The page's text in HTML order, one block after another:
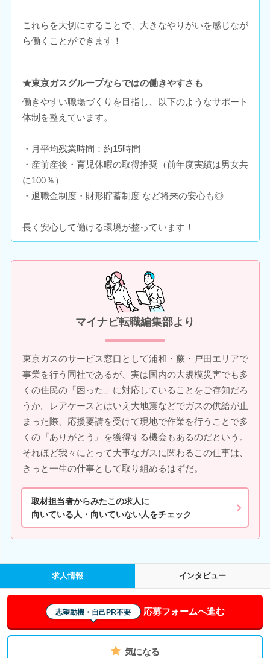
これらを大切にすることで、大きなやりがいを感じなが
ら働くことができます！
★東京ガスグループならではの働きやすさも
働きやすい職場づくりを目指し、以下のようなサポート
体制を整えています。
・月平均残業時間：約15時間
・産前産後・育児休暇の取得推奨（前年度実績は男女共
に100％）
・退職金制度・財形貯蓄制度 など将来の安心も◎
長く安心して働ける環境が整っています！
マイナビ転職編集部より
東京ガスのサービス窓口として浦和・蕨・戸田エリアで
事業を行う同社であるが、実は国内の大規模災害でも多
くの住民の「困った」に対応していることをご存知だろ
うか。レアケースとはいえ大地震などでガスの供給が止
まった際、応援要請を受けて現地で作業を行うことで多
くの『ありがとう』を獲得する機会もあるのだという。
それほど我々にとって大事なガスに関わるこの仕事は、
きっと一生の仕事として取り組めるはずだ。
取材担当者からみたこの求人に
向いている人・向いていない人をチェック
求人情報 インタビュー
志望動機・自己PR不要 応募フォームへ進む
気になる